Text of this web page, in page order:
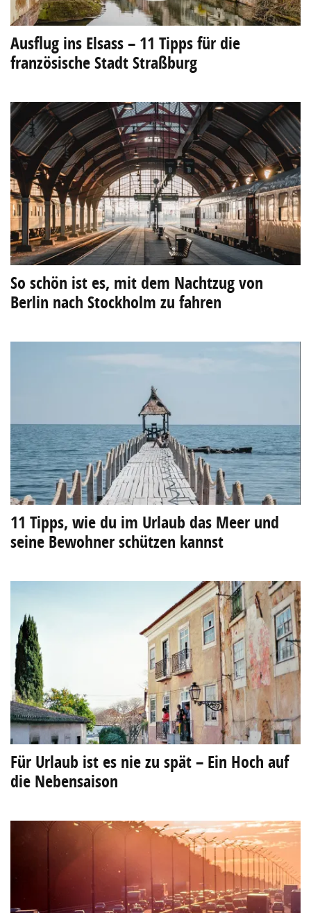
Ausflug ins Elsass – 11 Tipps für die
französische Stadt Straßburg
So schön ist es, mit dem Nachtzug von
Berlin nach Stockholm zu fahren
11 Tipps, wie du im Urlaub das Meer und
seine Bewohner schützen kannst
Für Urlaub ist es nie zu spät – Ein Hoch auf
die Nebensaison